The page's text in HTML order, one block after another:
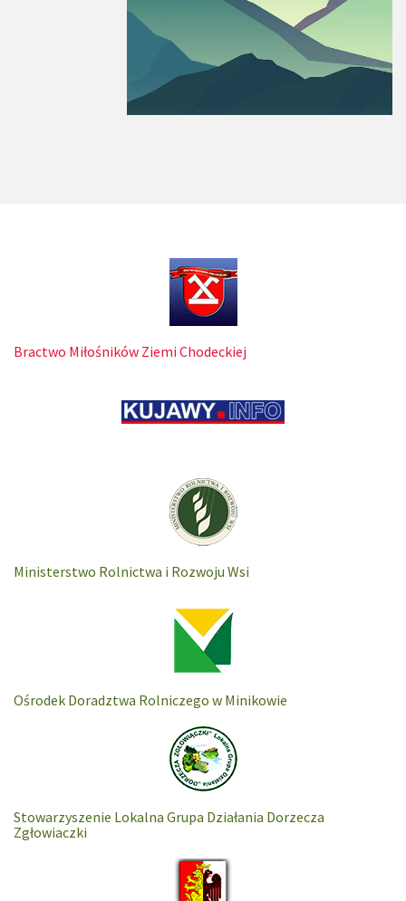
Bractwo Miłośników Ziemi Chodeckiej
Ministerstwo Rolnictwa i Rozwoju Wsi
Ośrodek Doradztwa Rolniczego w Minikowie
Stowarzyszenie Lokalna Grupa Działania Dorzecza
Zgłowiaczki